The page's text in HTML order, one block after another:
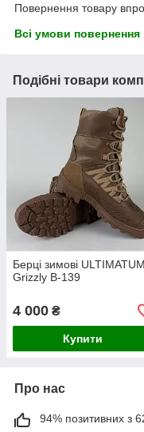
Повернення товару
Всі умови повернення
Подібні товари
Берці зимові ULTIMATUM
Grizzly B-139
4 000 ₴
Купити
Про нас
94% позитивних з 62